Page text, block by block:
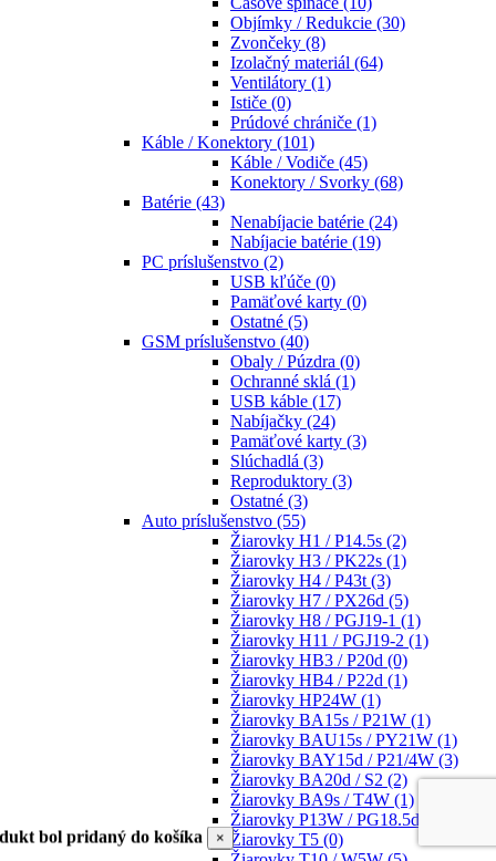
Objímky / Redukcie (30)
Zvončeky (8)
Izolačný materiál (64)
Ventilátory (1)
Ističe (0)
Prúdové chrániče (1)
Káble / Konektory (101)
Káble / Vodiče (45)
Konektory / Svorky (68)
Batérie (43)
Nenabíjacie batérie (24)
Nabíjacie batérie (19)
PC príslušenstvo (2)
USB kľúče (0)
Pamäťové karty (0)
Ostatné (5)
GSM príslušenstvo (40)
Obaly / Púzdra (0)
Ochranné sklá (1)
USB káble (17)
Nabíjačky (24)
Pamäťové karty (3)
Slúchadlá (3)
Reproduktory (3)
Ostatné (3)
Auto príslušenstvo (55)
Žiarovky H1 / P14.5s (2)
Žiarovky H3 / PK22s (1)
Žiarovky H4 / P43t (3)
Žiarovky H7 / PX26d (5)
Žiarovky H8 / PGJ19-1 (1)
Žiarovky H11 / PGJ19-2 (1)
Žiarovky HB3 / P20d (0)
Žiarovky HB4 / P22d (1)
Žiarovky HP24W (1)
Žiarovky BA15s / P21W (1)
Žiarovky BAU15s / PY21W (1)
Žiarovky BAY15d / P21/4W (3)
Žiarovky BA20d / S2 (2)
Žiarovky BA9s / T4W (1)
Žiarovky P13W / PG18.5d-1
Žiarovky T5 (0)
bol pridaný do košíka ×